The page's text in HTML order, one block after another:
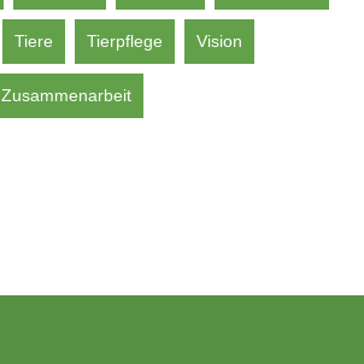
Tiere Tierpflege Vision
Zusammenarbeit